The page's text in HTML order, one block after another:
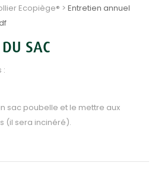
Ecopiège® > Entretien annuel
SAC
:
sac poubelle et le mettre aux
(il sera incinéré).